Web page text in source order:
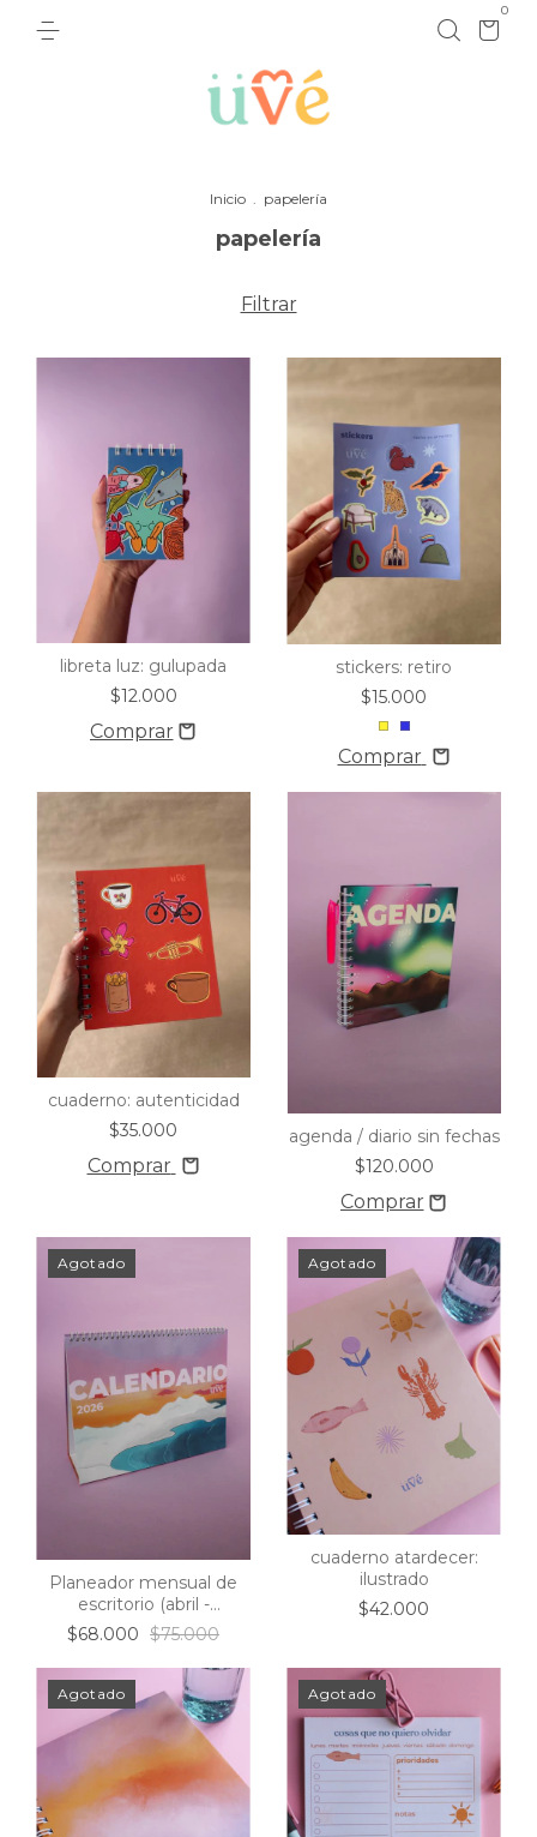
0
Inicio . papelería
papelería
Filtrar
libreta luz: gulupada
$12.000
stickers: retiro
$15.000
Comprar
cuaderno: autenticidad
$35.000
Comprar
agenda / diario sin fechas
$120.000
Agotado
Planeador mensual de
escritorio (abril -
diciembre)
$68.000 $75.000
Agotado
cuaderno atardecer:
ilustrado
$42.000
Agotado Agotado